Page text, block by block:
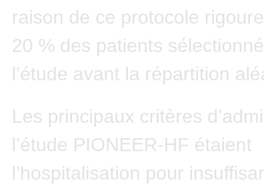
raison de ce protocole
20 % des patients
l’étude avant la répartition
Les principaux critères
l’étude PIONEER-HF étaient
l’hospitalisation pour